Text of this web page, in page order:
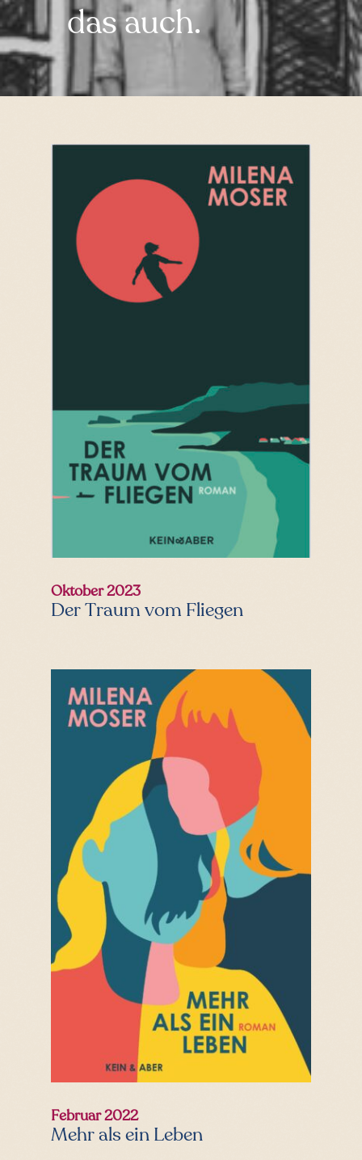
das auch.
Deutsch
Der Traum vom Fliegen
Oktober 2023
Mehr als ein Leben
Februar 2022